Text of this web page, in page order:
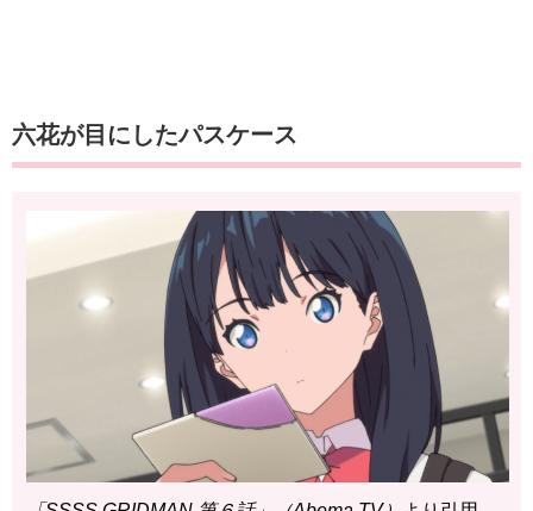
六花が目にしたパスケース